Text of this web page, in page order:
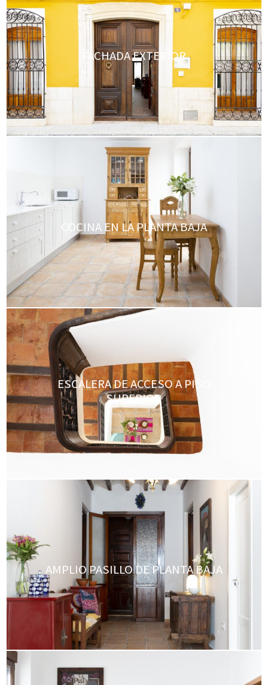
FACHADA EXTERIOR
COCINA EN LA PLANTA BAJA
ESCALERA DE ACCESO A PISO
SUPERIOR
AMPLIO PASILLO DE PLANTA BAJA